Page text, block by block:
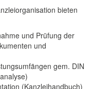
bieten
und Prüfung der
und
gem. DIN
(Kanzleihandbuch)